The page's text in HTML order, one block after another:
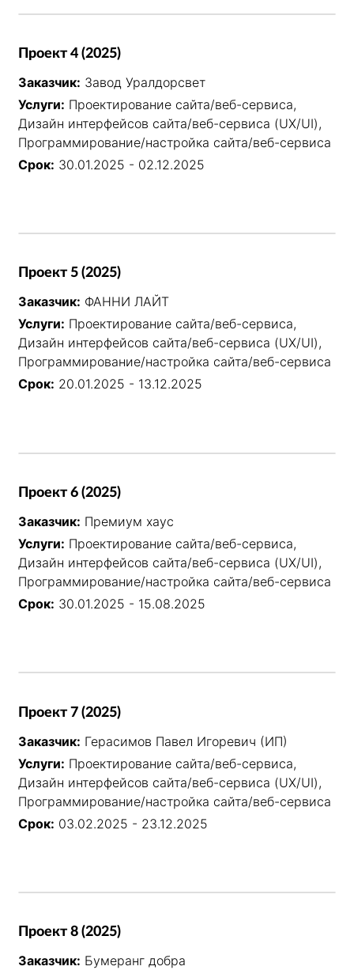
Проект 4 (2025)
Заказчик: Завод Уралдорсвет
Услуги: Проектирование сайта/веб-сервиса,
Дизайн интерфейсов сайта/веб-сервиса (UX/UI),
Программирование/настройка сайта/веб-сервиса
Срок: 30.01.2025 - 02.12.2025
Проект 5 (2025)
Заказчик: ФАННИ ЛАЙТ
Услуги: Проектирование сайта/веб-сервиса,
Дизайн интерфейсов сайта/веб-сервиса (UX/UI),
Программирование/настройка сайта/веб-сервиса
Срок: 20.01.2025 - 13.12.2025
Проект 6 (2025)
Заказчик: Премиум хаус
Услуги: Проектирование сайта/веб-сервиса,
Дизайн интерфейсов сайта/веб-сервиса (UX/UI),
Программирование/настройка сайта/веб-сервиса
Срок: 30.01.2025 - 15.08.2025
Проект 7 (2025)
Заказчик: Герасимов Павел Игоревич (ИП)
Услуги: Проектирование сайта/веб-сервиса,
Дизайн интерфейсов сайта/веб-сервиса (UX/UI),
Программирование/настройка сайта/веб-сервиса
Срок: 03.02.2025 - 23.12.2025
Проект 8 (2025)
Заказчик: Бумеранг добра